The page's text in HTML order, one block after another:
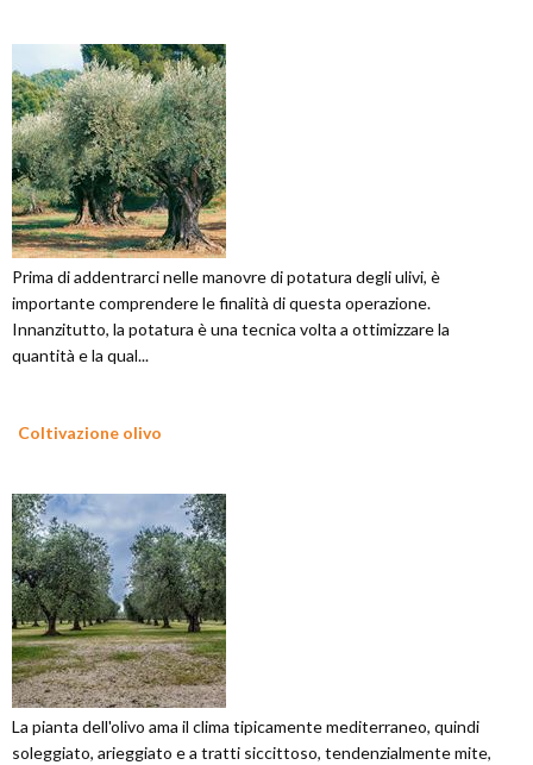
Prima di addentrarci nelle manovre di potatura degli ulivi, è
importante comprendere le finalità di questa operazione.
Innanzitutto, la potatura è una tecnica volta a ottimizzare la
quantità e la qual...
Coltivazione olivo
La pianta dell'olivo ama il clima tipicamente mediterraneo, quindi
soleggiato, arieggiato e a tratti siccittoso, tendenzialmente mite,